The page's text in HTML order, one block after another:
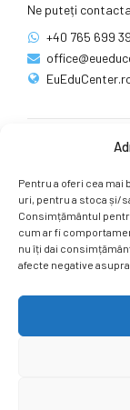
Pentru a oferi cea
uri, pentru a stoca și/
Consimțământul
cum ar fi
nu îți dai
afecte negative
Ne puteți
+40 765 699
Ne puteți găsi și